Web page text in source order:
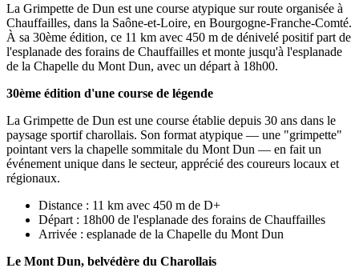
La Grimpette de Dun est une course atypique sur route organisée à
Chauffailles, dans la Saône-et-Loire, en Bourgogne-Franche-Comté.
À sa 30ème édition, ce 11 km avec 450 m de dénivelé positif part de
l'esplanade des forains de Chauffailles et monte jusqu'à l'esplanade
de la Chapelle du Mont Dun, avec un départ à 18h00.
30ème édition d'une course de légende
La Grimpette de Dun est une course établie depuis 30 ans dans le
paysage sportif charollais. Son format atypique — une "grimpette"
pointant vers la chapelle sommitale du Mont Dun — en fait un
événement unique dans le secteur, apprécié des coureurs locaux et
régionaux.
Distance : 11 km avec 450 m de D+
Départ : 18h00 de l'esplanade des forains de Chauffailles
Arrivée : esplanade de la Chapelle du Mont Dun
Le Mont Dun, belvédère du Charollais